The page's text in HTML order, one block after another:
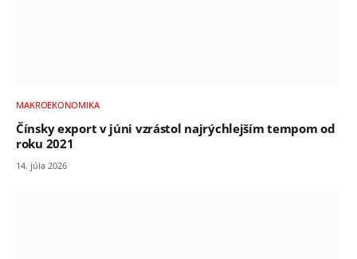
MAKROEKONOMIKA
Čínsky export v júni vzrástol najrýchlejším tempom od
roku 2021
14. júla 2026